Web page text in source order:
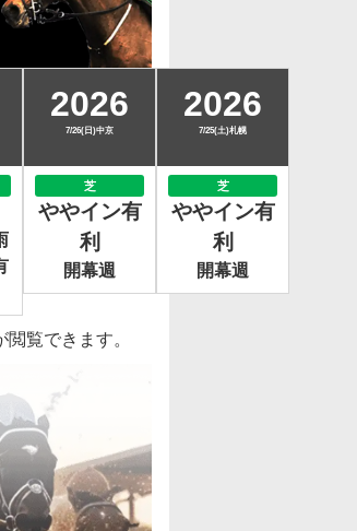
2026
7/26(日)中京
芝
ややイン有
利
開幕週
2026
7/25(土)札幌
芝
ややイン有
利
開幕週
覧できます。